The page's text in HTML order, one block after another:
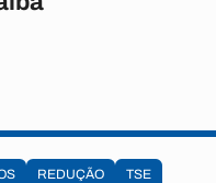
REDUÇÃO TSE